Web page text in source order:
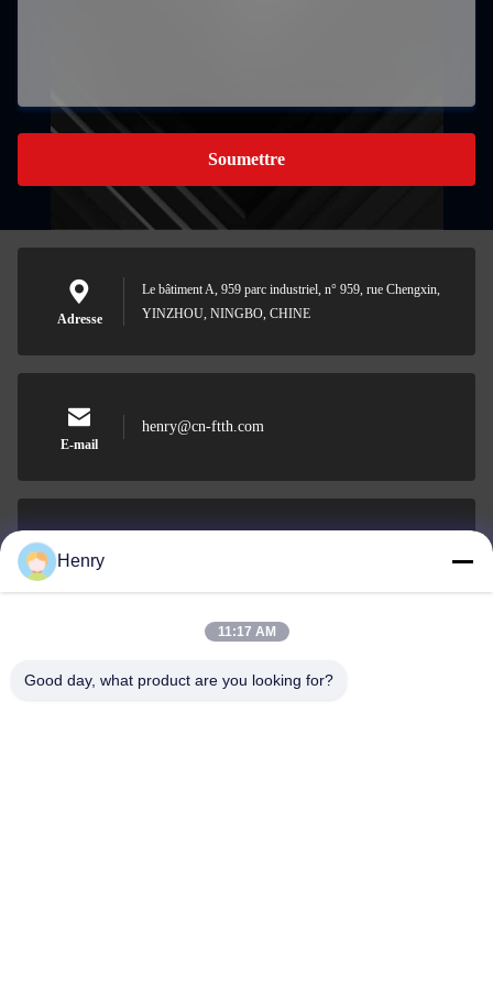
Soumettre
Adresse
Le bâtiment A, 959 parc industriel, n° 959, rue Chengxin,
YINZHOU, NINGBO, CHINE
E-mail
henry@cn-ftth.com
Téléphone
Henry
11:17 AM
Good day, what product are you looking for?